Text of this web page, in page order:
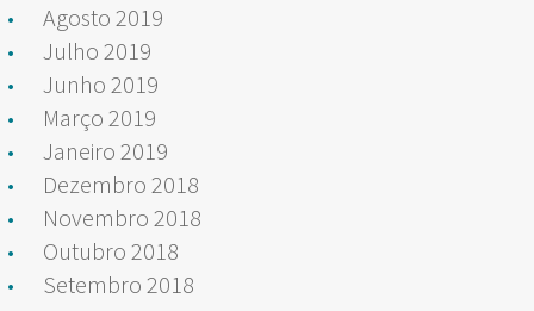
Agosto 2019
Julho 2019
Junho 2019
Março 2019
Janeiro 2019
Dezembro 2018
Novembro 2018
Outubro 2018
Setembro 2018